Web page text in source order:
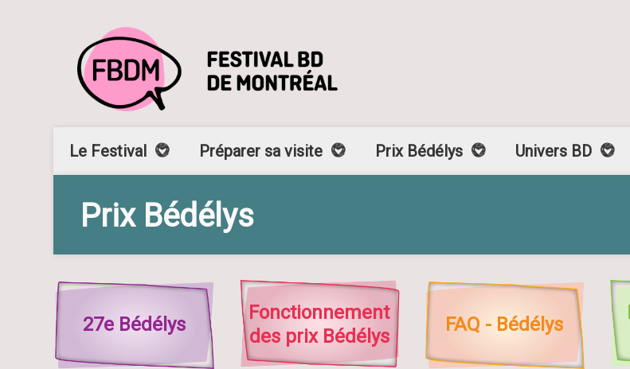
Le Festival Préparer sa visite Prix Bédélys Univers BD
Prix Bédélys
27e Bédélys
Fonctionnement
des prix Bédélys
FAQ - Bédélys